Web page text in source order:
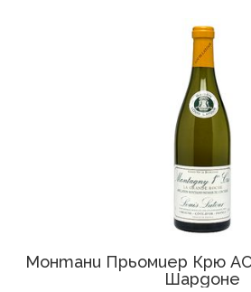
Монтани Прьомиер Крю
Шардоне